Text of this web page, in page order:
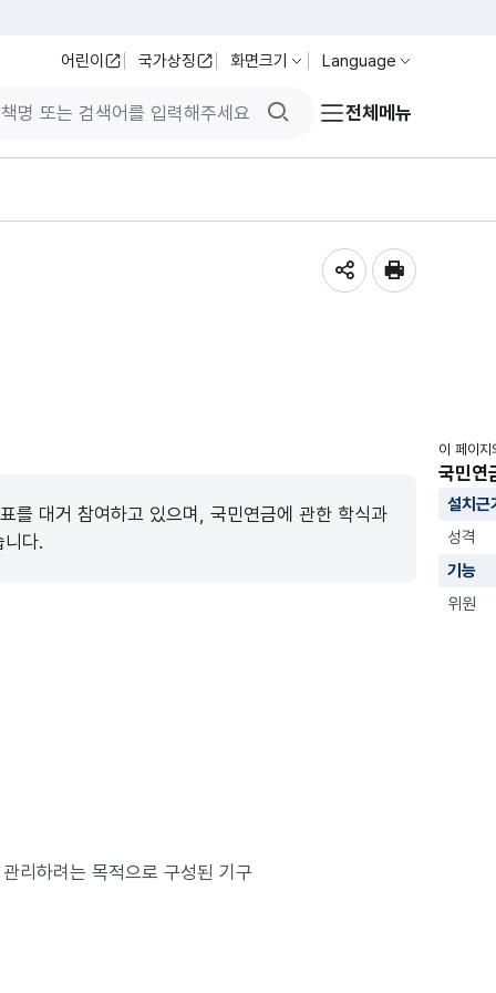
어린이 국가상징 화면크기 Language
검색버튼전체메뉴
이 페이지
국민연
설치근
성격
기능
위원
를 대거 참여하고 있으며, 국민연금에 관한 학식과
다.
리하려는 목적으로 구성된 기구